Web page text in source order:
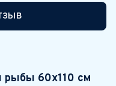
рыбы 60х110 см